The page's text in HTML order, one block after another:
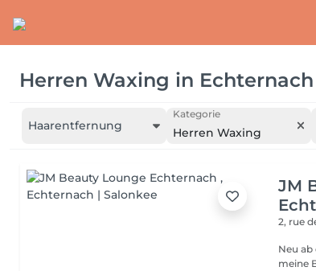
Herren Waxing in Echternach
Haarentfernung
Kategorie
Herren Waxing
JM
2, rue
Neu ab dem 01.09 JM
meine